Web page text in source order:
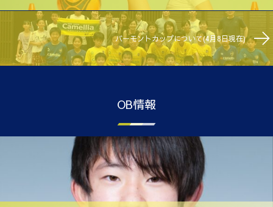
バーモントカップについて(4月8日現在)
OB情報